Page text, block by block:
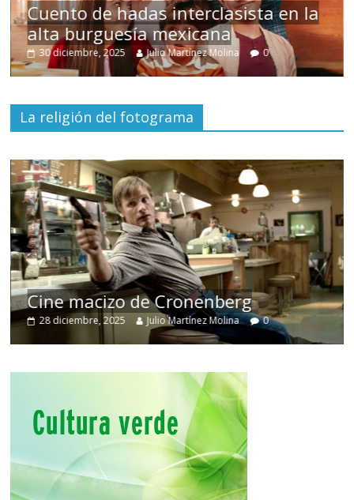
Cuento de hadas interclasista en la
alta burguesía mexicana
30 diciembre, 2025 Julio Martínez Molina 0
La religión del fotograma
Cine macizo de Cronenberg
28 diciembre, 2025 Julio Martínez Molina 0